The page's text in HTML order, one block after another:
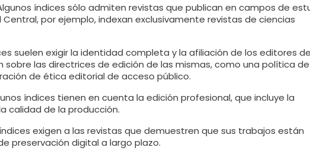
índices sólo admiten revistas que publican en campos de
Central, por ejemplo, indexan exclusivamente revistas de ciencias
suelen exigir la identidad completa y la afiliación de los editores
sobre las directrices de edición de las mismas, como una política de
de ética editorial de acceso público.
índices tienen en cuenta la edición profesional, que incluye la
calidad de la producción.
exigen a las revistas que demuestren que sus trabajos están
preservación digital a largo plazo.